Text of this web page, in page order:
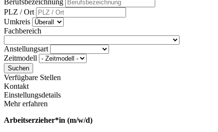
Berufsbezeichnung
PLZ / Ort
Umkreis
Fachbereich
Anstellungsart
Zeitmodell
Suchen
Verfügbare Stellen
Kontakt
Einstellungsdetails
Mehr erfahren
Arbeitserzieher*in (m/w/d)